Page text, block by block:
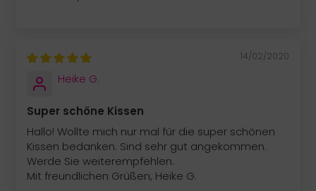
14/02/2020
Heike G.
Super schöne Kissen
Hallo! Wollte mich nur mal für die super schönen
Kissen bedanken. Sind sehr gut angekommen.
Werde Sie weiterempfehlen.
Mit freundlichen Grüßen, Heike G.